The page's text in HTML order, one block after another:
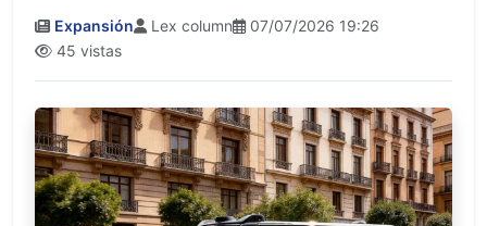
Expansión Lex column
07/07/2026 19:26
45 vistas